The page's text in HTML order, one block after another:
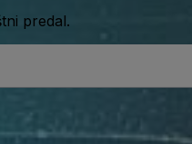
predal.